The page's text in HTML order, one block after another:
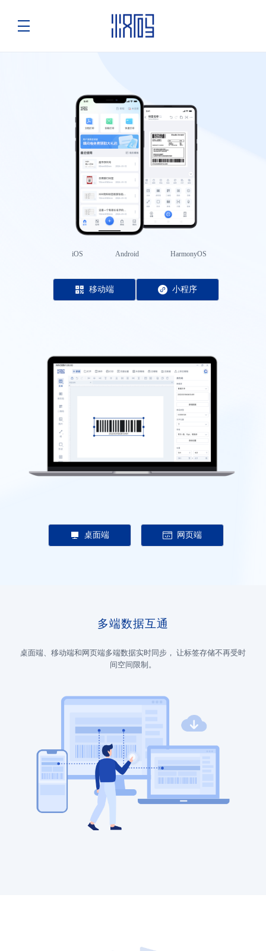
桌面端 网页端
iOS Android HarmonyOS
移动端 小程序
多端数据互通
桌面端、移动端和网页端多端数据实时同步， 让标签存储不再受时
间空间限制。